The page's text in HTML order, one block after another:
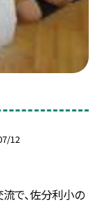
12
で、佐分利小の